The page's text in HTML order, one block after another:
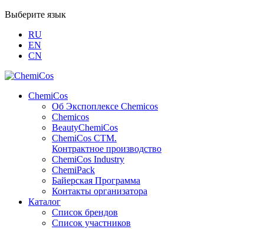
Выберите язык
RU
EN
CN
ChemiCos
Об Экспоплексе Chemicos
Chemicos
BeautyChemiCos
ChemiCos СТМ.
Контрактное производство
ChemiCos Industry
ChemiPack
Байерская Программа
Контакты организатора
Каталог
Список брендов
Список участников